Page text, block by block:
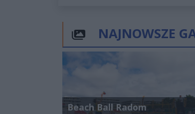
NAJNOWSZE
Beach Ball Radom